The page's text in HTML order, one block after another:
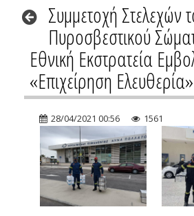
Συμμετοχή Στελεχών
Πυροσβεστικού
Εθνική Εκστρατεία
«Επιχείρηση Ελευθερία»
28/04/2021 00:56 1561